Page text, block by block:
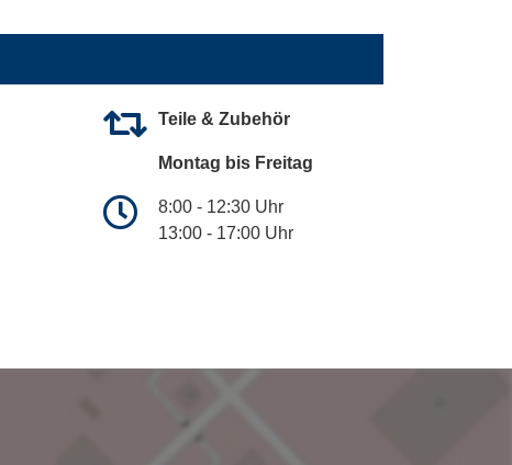
Teile & Zubehör
Montag bis Freitag
8:00 - 12:30 Uhr
13:00 - 17:00 Uhr